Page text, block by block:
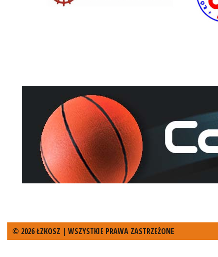
© 2026 ŁZKOSZ | WSZYSTKIE PRAWA ZASTRZEŻONE